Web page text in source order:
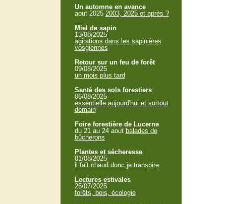
Un automne en avance
aout 2025 2003, 2025 et après ?
Miel de sapin
13/08/2025
agitations dans les sapinières
vosgiennes
Retour sur un feu de forêt
09/08/2025
un mois plus tard
Santé des sols forestiers
06/08/2025
essentielle aujourd'hui et surtout
demain
Foire forestière de Lucerne
du 21 au 24 aout balades de
bûcherons
Plantes et sécheresse
01/08/2025
il fait chaud donc je transpire
Lectures estivales
25/07/2025
forêts, bois, écologie